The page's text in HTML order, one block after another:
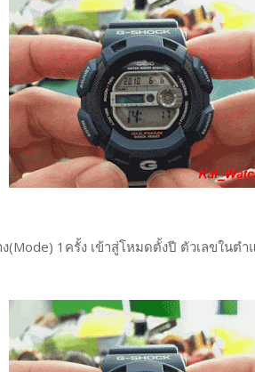
1ครั้ง เข้าสู่โหมดตั้งปี ตัวเลขในต